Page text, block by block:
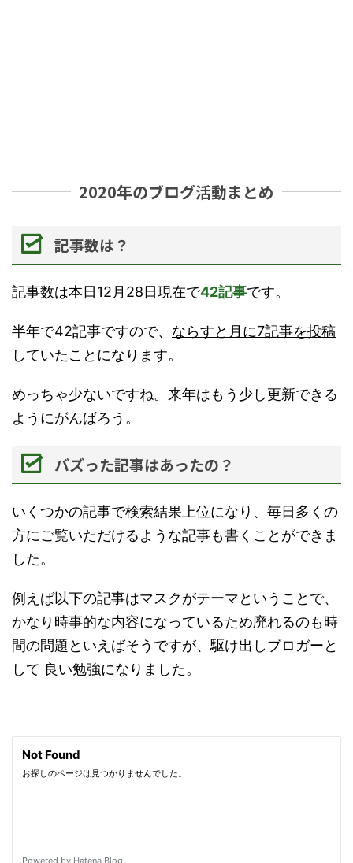
2020年のブログ活動まとめ
記事数は？
記事数は本日12月28日現在で42記事です。
半年で42記事ですので、 ならすと月に7記事を投稿
していたことになります。
めっちゃ少ないですね。来年はもう少し更新できる
ようにがんばろう。
バズった記事はあったの？
いくつかの記事で検索結果上位になり、毎日多くの
方にご覧いただけるような記事も書くことができま
した。
例えば以下の記事はマスクがテーマということで、
かなり時事的な内容になっているため廃れるのも時
間の問題といえばそうですが、駆け出しブロガーと
して 良い勉強になりました。